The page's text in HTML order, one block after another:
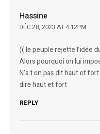
Hassine
DÉC 28, 2023 AT 4:12PM
(( le peuple rejette l’idée
Alors pourquoi on lui
N’a t on pas dit haut et
dire haut et fort
REPLY